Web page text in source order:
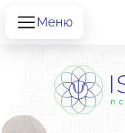
Меню